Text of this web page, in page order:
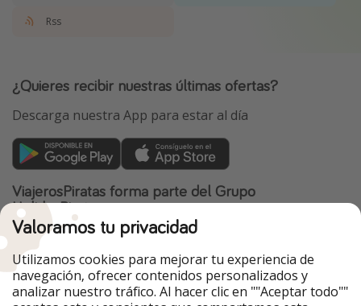
Rss
¿Quieres recibir nuestras últimas ofertas?
Descarga nuestra App para estar al día
ViajerosPiratas forma parte del Grupo
HolidayPirates
Nuestros mercados
PiratinViaggio
HolidayPirates
VakantiePiraten
WakacyjniPiraci
VoyagesPirates
Ferienpiraten
Valoramos tu privacidad
Utilizamos cookies para mejorar tu experiencia de
navegación, ofrecer contenidos personalizados y
analizar nuestro tráfico. Al hacer clic en ""Aceptar todo""